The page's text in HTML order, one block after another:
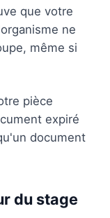
que votre
ne
même si
pièce
expiré
document
du stage